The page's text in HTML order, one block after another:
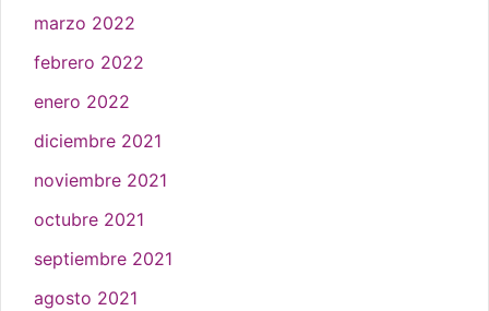
marzo 2022
febrero 2022
enero 2022
diciembre 2021
noviembre 2021
octubre 2021
septiembre 2021
agosto 2021